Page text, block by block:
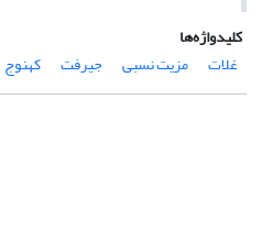
کلیدواژه‌ها
غلات
مزیت نسبی جیرفت کهنوج